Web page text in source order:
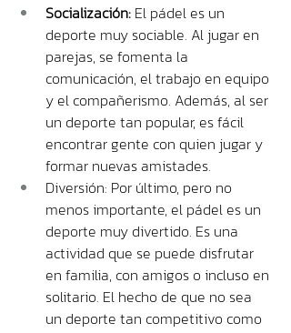
Socialización: El pádel es un
deporte muy sociable. Al jugar en
parejas, se fomenta la
comunicación, el trabajo en equipo
y el compañerismo. Además, al ser
un deporte tan popular, es fácil
encontrar gente con quien jugar y
formar nuevas amistades.
Diversión: Por último, pero no
menos importante, el pádel es un
deporte muy divertido. Es una
actividad que se puede disfrutar
en familia, con amigos o incluso en
solitario. El hecho de que no sea
un deporte tan competitivo como